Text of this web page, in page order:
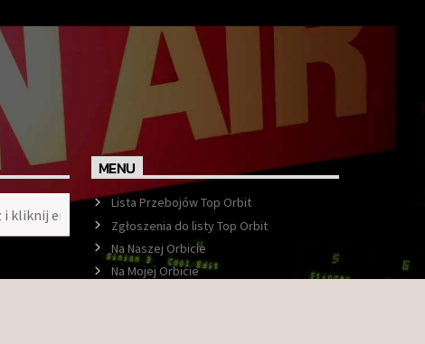
MENU
Lista Przebojów Top Orbit
Zgłoszenia do listy Top Orbit
Na Naszej Orbicie
Na Mojej Orbicie